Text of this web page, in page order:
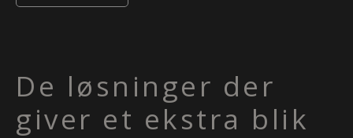
De løsninger der
giver et ekstra blik